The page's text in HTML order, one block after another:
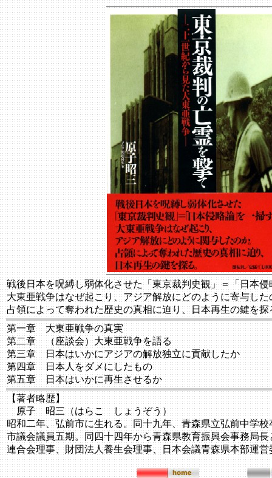
戦後日本を呪縛し弱体化させた「東京裁判史観」＝「日本
大東亜戦争はなぜ起こり、アジア解放にどのように寄与した
占領によって奪われた歴史の真相に迫り、日本再生の鍵を探
第一章 大東亜戦争の真実
第二章 （座談会）大東亜戦争を語る
第三章 日本はいかにアジアの解放独立に貢献したか
第四章 日本人をダメにしたもの
第五章 日本はいかに再生させるか
【著者略歴】
原子 昭三（はらこ しょうぞう）
昭和二年、弘前市に生れる。同十九年、青森県立弘前中学
市議会議員五期。同四十四年から青森県教育振興会事務局
連合会理事、財団法人養生会理事、日本会議青森県本部運営